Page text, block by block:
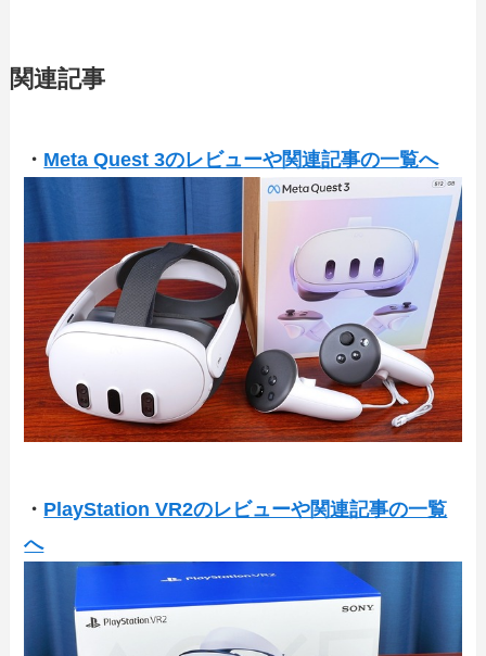
関連記事
・ Meta Quest 3のレビューや関連記事の一覧へ
・ PlayStation VR2のレビューや関連記事の一覧
へ